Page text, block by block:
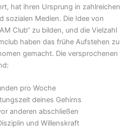
hat ihren Ursprung in zahlreichen
sozialen Medien. Die Idee von
Club“ zu bilden, und die Vielzahl
haben das frühe Aufstehen zu
gemacht. Die versprochenen
pro Woche
deines Gehirns
anderen abschließen
und Willenskraft